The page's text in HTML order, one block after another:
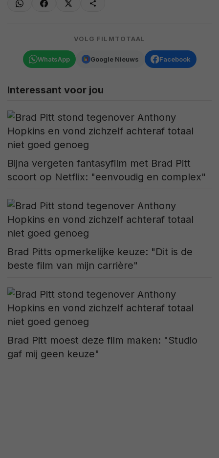
VOLG FILMTOTAAL
WhatsApp Google Nieuws Facebook
Interessant voor jou
Bijna vergeten fantasyfilm met Brad Pitt
scoort op Netflix: "eenvoudig en complex"
Brad Pitts opmerkelijke keuze: "Dit is de
beste film van mijn carrière"
Brad Pitt moest deze film maken: "Studio
gaf mij geen keuze"